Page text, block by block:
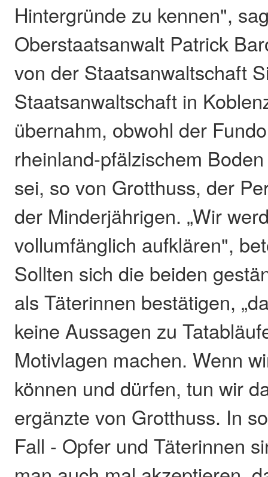
Hintergründe zu kennen",
Oberstaatsanwalt Patrick
von der Staatsanwaltschaft
Staatsanwaltschaft in
übernahm, obwohl der
rheinland-pfälzischem
sei, so von Grotthuss, der
der Minderjährigen. „Wir
vollumfänglich aufklären",
Sollten sich die beiden
als Täterinnen bestätigen,
keine Aussagen zu
Motivlagen machen. Wenn
können und dürfen, tun wir
ergänzte von Grotthuss. In
Fall - Opfer und Täterinnen